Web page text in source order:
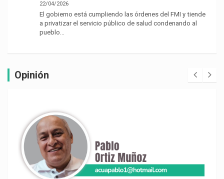
22/04/2026
El gobierno está cumpliendo las órdenes del FMI y tiende
a privatizar el servicio público de salud condenando al
pueblo…
Opinión